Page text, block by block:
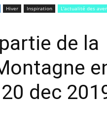
Hiver Inspiration
L'actualité des
de la
dec